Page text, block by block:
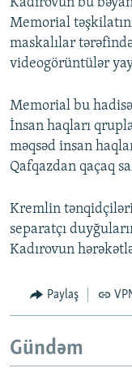
Kadırovun bu
Memorial
maskalılar
videogörüntülər
Memorial bu
İnsan haqları
məqsəd insan
Qafqazdan qaçaq
Kremlin
separatçı
Kadırovun
Paylaş
Gündəm